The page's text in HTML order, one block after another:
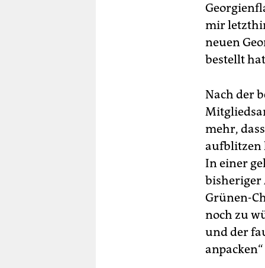
mir
neuen
bestellt
Nach der
mehr,
aufblitzen
In einer
bisheriger
Grünen-
noch zu
und der